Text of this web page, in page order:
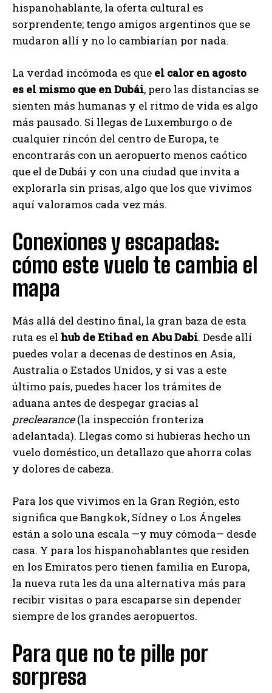
hispanohablante, la oferta cultural es
sorprendente; tengo amigos argentinos que se
mudaron allí y no lo cambiarían por nada.
La verdad incómoda es que el calor en agosto
es el mismo que en Dubái, pero las distancias se
sienten más humanas y el ritmo de vida es algo
más pausado. Si llegas de Luxemburgo o de
cualquier rincón del centro de Europa, te
encontrarás con un aeropuerto menos caótico
que el de Dubái y con una ciudad que invita a
explorarla sin prisas, algo que los que vivimos
aquí valoramos cada vez más.
Conexiones y escapadas:
cómo este vuelo te cambia el
mapa
Más allá del destino final, la gran baza de esta
ruta es el hub de Etihad en Abu Dabi. Desde allí
puedes volar a decenas de destinos en Asia,
Australia o Estados Unidos, y si vas a este
último país, puedes hacer los trámites de
aduana antes de despegar gracias al
preclearance(la inspección fronteriza
adelantada). Llegas como si hubieras hecho un
vuelo doméstico, un detallazo que ahorra colas
y dolores de cabeza.
Para los que vivimos en la Gran Región, esto
significa que Bangkok, Sídney o Los Ángeles
están a solo una escala —y muy cómoda— desde
casa. Y para los hispanohablantes que residen
en los Emiratos pero tienen familia en Europa,
la nueva ruta les da una alternativa más para
recibir visitas o para escaparse sin depender
siempre de los grandes aeropuertos.
Para que no te pille por
sorpresa